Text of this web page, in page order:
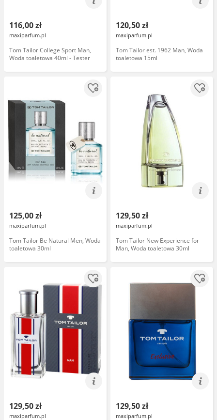
116,00 zł
maxiparfum.pl
Tom Tailor College Sport Man,
Woda toaletowa 40ml - Tester
120,50 zł
maxiparfum.pl
Tom Tailor est. 1962 Man, Woda
toaletowa 15ml
125,00 zł
maxiparfum.pl
Tom Tailor Be Natural Men, Woda
toaletowa 30ml
129,50 zł
maxiparfum.pl
Tom Tailor New Experience for
Man, Woda toaletowa 30ml
129,50 zł
maxiparfum.pl
129,50 zł
maxiparfum.pl